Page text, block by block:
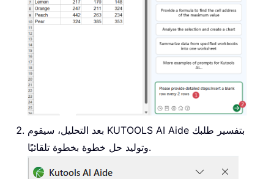
بعد التحليل، سيقوم KUTOOLS AI Aide بتفسير طلبك
وتوليد حل خطوة بخطوة تلقائيًا.